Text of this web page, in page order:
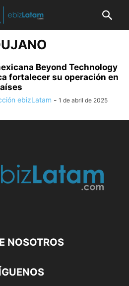
Beyond Technology
fortalecer su operación en
ebizLatam - 1 de abril de 2025
NOSOTROS